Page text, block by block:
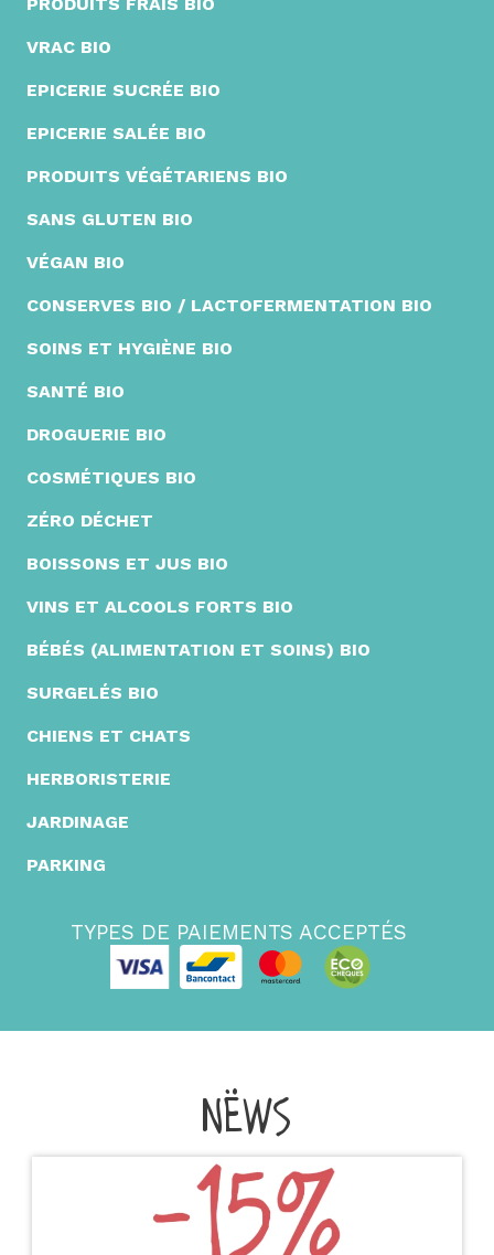
VRAC BIO
EPICERIE SUCRÉE BIO
EPICERIE SALÉE BIO
PRODUITS VÉGÉTARIENS BIO
SANS GLUTEN BIO
VÉGAN BIO
CONSERVES BIO / LACTOFERMENTATION BIO
SOINS ET HYGIÈNE BIO
SANTÉ BIO
DROGUERIE BIO
COSMÉTIQUES BIO
ZÉRO DÉCHET
BOISSONS ET JUS BIO
VINS ET ALCOOLS FORTS BIO
BÉBÉS (ALIMENTATION ET SOINS) BIO
SURGELÉS BIO
CHIENS ET CHATS
HERBORISTERIE
JARDINAGE
PARKING
TYPES DE PAIEMENTS ACCEPTÉS
NËWS